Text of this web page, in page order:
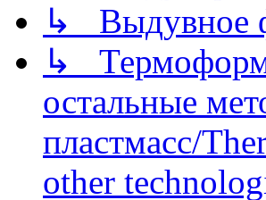
↳ Выдувное
↳
остальные
пластмасс/
other